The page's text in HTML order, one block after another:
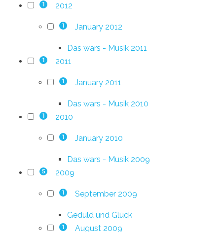
1 2012
1 January 2012
Das wars - Musik 2011
1 2011
1 January 2011
Das wars - Musik 2010
1 2010
1 January 2010
Das wars - Musik 2009
5 2009
1 September 2009
Geduld und Glück
1 August 2009